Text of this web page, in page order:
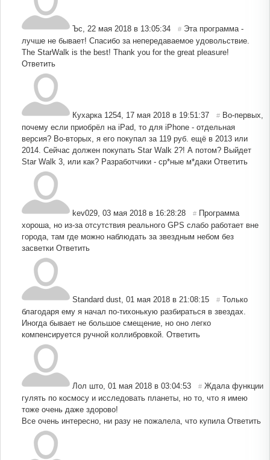
Ъс, 22 мая 2018 в 13:05:34 # Эта программа -
лучше не бывает! Спасибо за непередаваемое удовольствие.
The StarWalk is the best! Thank you for the great pleasure!
Ответить
Кухарка 1254, 17 мая 2018 в 19:51:37 # Во-первых,
почему если приобрёл на iPad, то для iPhone - отдельная
версия? Во-вторых, я его покупал за 119 руб. ещё в 2013 или
2014. Сейчас должен покупать Star Walk 2?! А потом? Выйдет
Star Walk 3, или как? Разработчики - ср*ные м*даки Ответить
kev029, 03 мая 2018 в 16:28:28 # Программа
хороша, но из-за отсутствия реального GPS слабо работает вне
города, там где можно наблюдать за звездным небом без
засветки Ответить
Standard dust, 01 мая 2018 в 21:08:15 # Только
благодаря ему я начал по-тихонькую разбираться в звездах.
Иногда бывает не большое смещение, но оно легко
компенсируется ручной коллибровкой. Ответить
Лол што, 01 мая 2018 в 03:04:53 # Ждала функции
гулять по космосу и исследовать планеты, но то, что я имею
тоже очень даже здорово!
Все очень интересно, ни разу не пожалела, что купила Ответить